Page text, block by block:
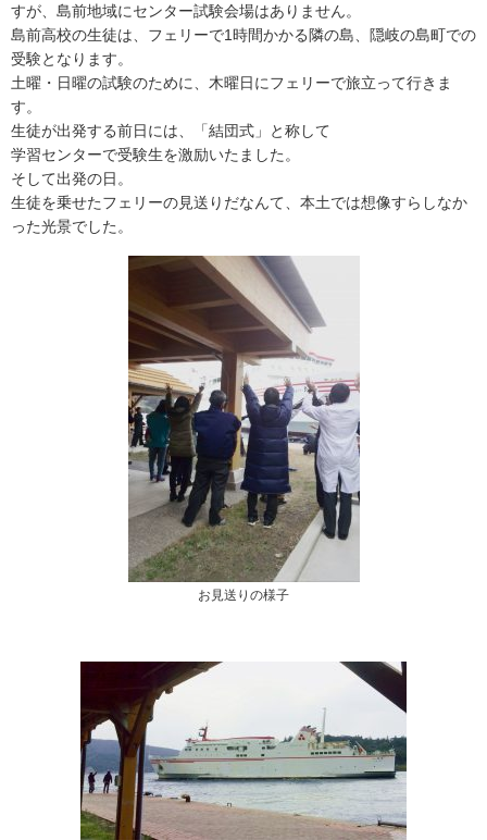
すが、島前地域にセンター試験会場はありません。
島前高校の生徒は、フェリーで1時間かかる隣の島、隠岐の島町での
受験となります。
土曜・日曜の試験のために、木曜日にフェリーで旅立って行きま
す。
生徒が出発する前日には、「結団式」と称して
学習センターで受験生を激励いたました。
そして出発の日。
生徒を乗せたフェリーの見送りだなんて、本土では想像すらしなか
った光景でした。
お見送りの様子